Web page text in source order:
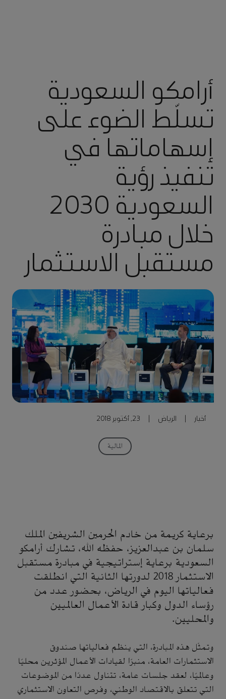
أرامكو السعودية
تسلّط الضوء على
إسهاماتها في
تنفيذ رؤية
السعودية 2030
خلال مبادرة
مستقبل الاستثمار
أخبار الرياض 23, أكتوبر 2018
المالية
برعاية كريمة من خادم الحرمين الشريفين الملك
سلمان بن عبدالعزيز، حفظه الله، تشارك أرامكو
السعودية برعاية إستراتيجية في مبادرة مستقبل
الاستثمار 2018 لدورتها الثانية التي انطلقت
فعالياتها اليوم في الرياض، بحضور عدد من
رؤساء الدول وكبار قادة الأعمال العالميين
والمحليين.
وتمثّل هذه المبادرة، التي ينظم فعالياتها صندوق
الاستثمارات العامة، منبرًا لقيادات الأعمال المؤثرين محليًا
وعالميًا، لعقد جلسات عامة، تتناول عددًا من الموضوعات
التي تتعلق بالاقتصاد الوطني، وفرص التعاون الاستثماري